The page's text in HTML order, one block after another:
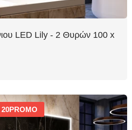
LED Lily - 2 Θυρών 100 x